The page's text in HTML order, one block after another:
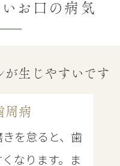
お口の病気
が生じやすいです
周病
を怠ると、歯
なります。ま